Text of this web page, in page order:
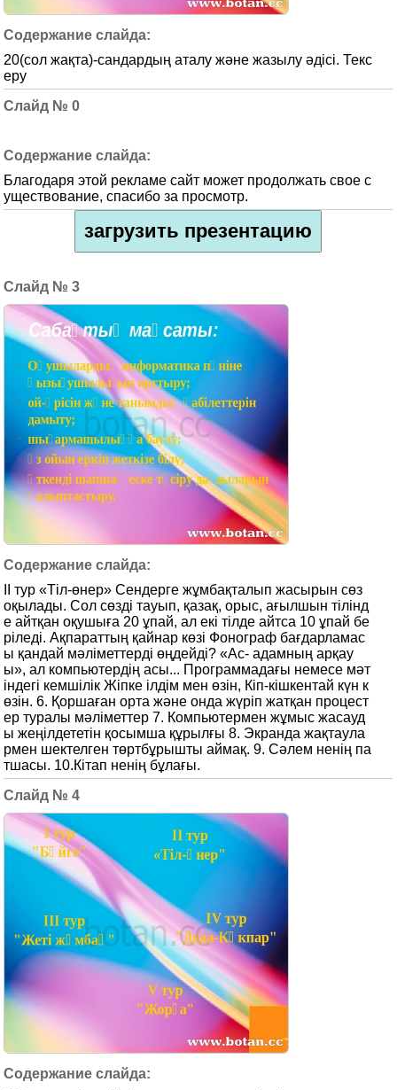
20(сол жақта)-сандардың аталу және жазылу әдісі. Текс
еру
0
Благодаря этой рекламе сайт может продолжать свое с
уществование, спасибо за просмотр.
загрузить презентацию
3
ІІ тур «Тіл-өнер» Сендерге жұмбақталып жасырын сөз
оқылады. Сол сөзді тауып, қазақ, орыс, ағылшын тілінд
е айтқан оқушыға 20 ұпай, ал екі тілде айтса 10 ұпай бе
ріледі. Ақпараттың қайнар көзі Фонограф бағдарламас
ы қандай мәліметтерді өңдейді? «Ас- адамның арқау
ы», ал компьютердің асы... Программадағы немесе мәт
індегі кемшілік Жіпке ілдім мен өзін, Кіп-кішкентай күн к
өзін. 6. Қоршаған орта және онда жүріп жатқан процест
ер туралы мәліметтер 7. Компьютермен жұмыс жасауд
ы жеңілдететін қосымша құрылғы 8. Экранда жақтаула
рмен шектелген төртбұрышты аймақ. 9. Сәлем ненің па
тшасы. 10.Кітап ненің бұлағы.
4